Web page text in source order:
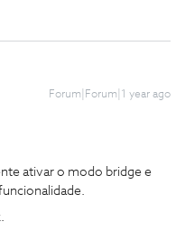
Forum|Forum|1 year ago
ativar o modo bridge e